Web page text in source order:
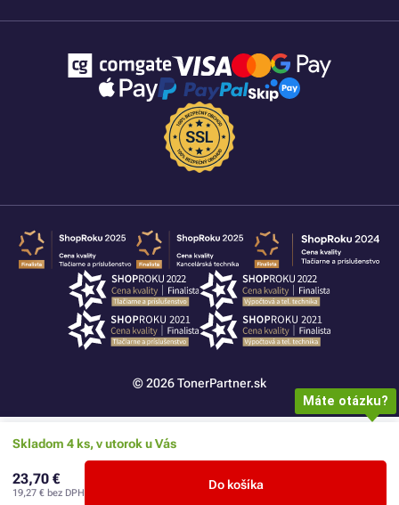
Skladom 4 ks, v utorok u Vás
23,70 €
19,27 € bez DPH
Do košíka
© 2026 TonerPartner.sk
Máte otázku?